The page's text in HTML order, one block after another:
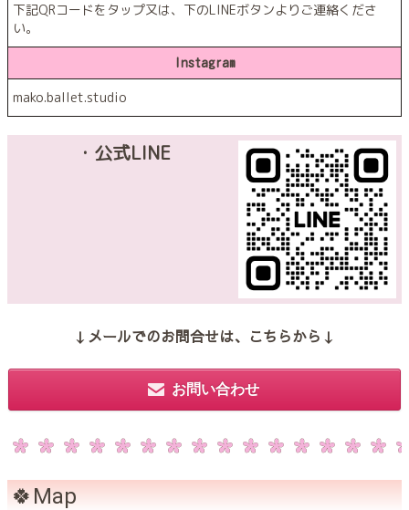
下記QRコードをタップ又は、下のLINEボタンよりご連絡くださ
い。
Instagram
mako.ballet.studio
・公式LINE
↓メールでのお問合せは、こちらから↓
お問い合わせ
🍀Map